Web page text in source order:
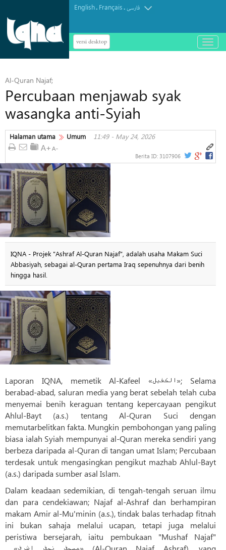
English. Français.فارسی
versi desktop
باز
و
Al-Quran Najaf;
Percubaan menjawab syak
wasangka anti-Syiah
Halaman utama Umum 11:49 - May 24, 2026
Berita ID: 3107906
IQNA - Projek "Ashraf Al-Quran Najaf", adalah usaha Makam Suci
Abbasiyah, sebagai al-Quran pertama Iraq sepenuhnya dari benih
hingga hasil.
Laporan IQNA, memetik Al-Kafeel «الکفیل»; Selama
berabad-abad, saluran media yang berat sebelah telah cuba
menyemai benih keraguan tentang kepercayaan pengikut
Ahlul-Bayt (a.s.) tentang Al-Quran Suci dengan
memutarbelitkan fakta. Mungkin pembohongan yang paling
biasa ialah Syiah mempunyai al-Quran mereka sendiri yang
berbeza daripada al-Quran di tangan umat Islam; Percubaan
terdesak untuk mengasingkan pengikut mazhab Ahlul-Bayt
(a.s.) daripada sumber asal Islam.
Dalam keadaan sedemikian, di tengah-tengah seruan ilmu
dan para cendekiawan; Najaf al-Ashraf dan berhampiran
makam Amir al-Mu'minin (a.s.), tindak balas terhadap fitnah
ini bukan sahaja melalui ucapan, tetapi juga melalui
peristiwa bersejarah, iaitu pembukaan "Mushaf Najaf"